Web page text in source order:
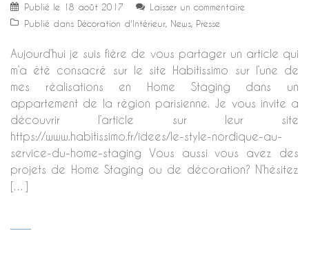
Publié le 18 août 2017
Laisser un commentaire
Publié dans Décoration d'Intérieur News Presse
Aujourd’hui je suis fière de vous partager un article qui
m’a été consacré sur le site Habitissimo sur l’une de
mes réalisations en Home Staging dans un
appartement de la région parisienne. Je vous invite a
découvrir l’article sur leur site
https://www.habitissimo.fr/idees/le-style-nordique-au-
service-du-home-staging Vous aussi vous avez des
projets de Home Staging ou de décoration? N’hésitez
[…]